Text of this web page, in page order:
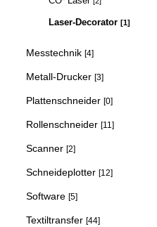
Laser-Decorator [1]
Messtechnik [4]
Metall-Drucker [3]
Plattenschneider [0]
Rollenschneider [11]
Scanner [2]
Schneideplotter [12]
Software [5]
Textiltransfer [44]